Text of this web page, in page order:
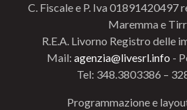
C. Fiscale e P. Iva 01891420497
Maremma e
R.E.A. Livorno Registro delle
Mail: agenzia@livesrl.info -
Tel: 348.3803386 –
Programmazione e